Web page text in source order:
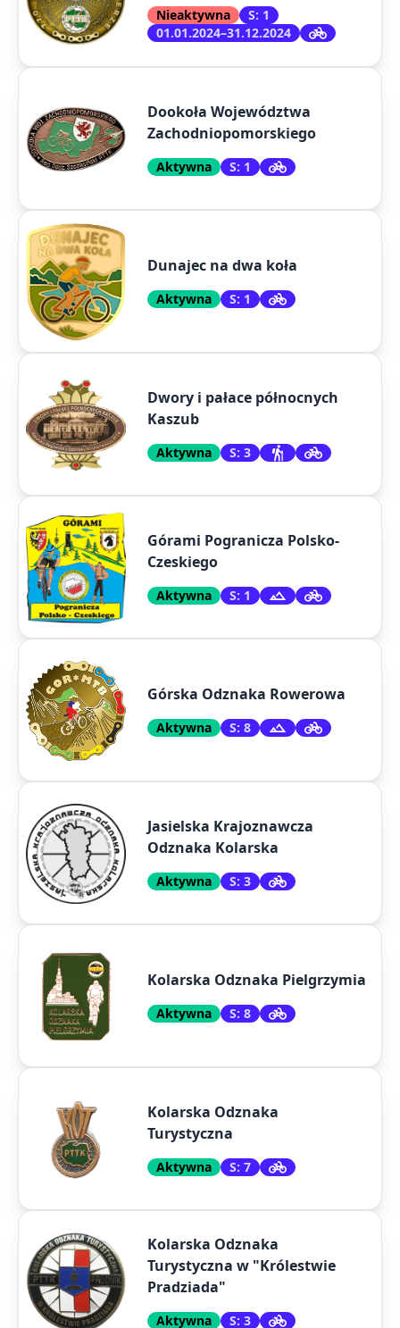
Nieaktywna
S: 1
01.01.2024–31.12.2024
Dookoła Województwa
Zachodniopomorskiego
Aktywna S: 1
Dunajec na dwa koła
Aktywna S: 1
Dwory i pałace północnych
Kaszub
Aktywna S: 3
Górami Pogranicza Polsko-
Czeskiego
Aktywna S: 1
Górska Odznaka Rowerowa
Aktywna S: 8
Jasielska Krajoznawcza
Odznaka Kolarska
Aktywna S: 3
Kolarska Odznaka Pielgrzymia
Aktywna S: 8
Kolarska Odznaka
Turystyczna
Aktywna S: 7
Kolarska Odznaka
Turystyczna w "Królestwie
Pradziada"
Aktywna S: 3